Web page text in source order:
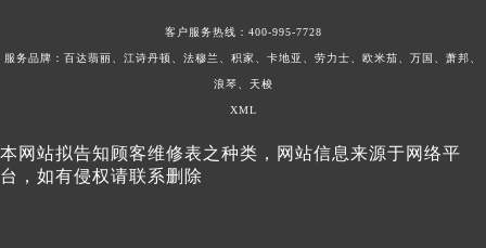
客户服务热线： 400-995-7728
服务品牌：百达翡丽、江诗丹顿、法穆兰、积家、卡地亚、劳力士、欧米茄、万国、萧邦、
浪琴、天梭
XML
本网站拟告知顾客维修表之种类，网站信息来源于网络平
台，如有侵权请联系删除